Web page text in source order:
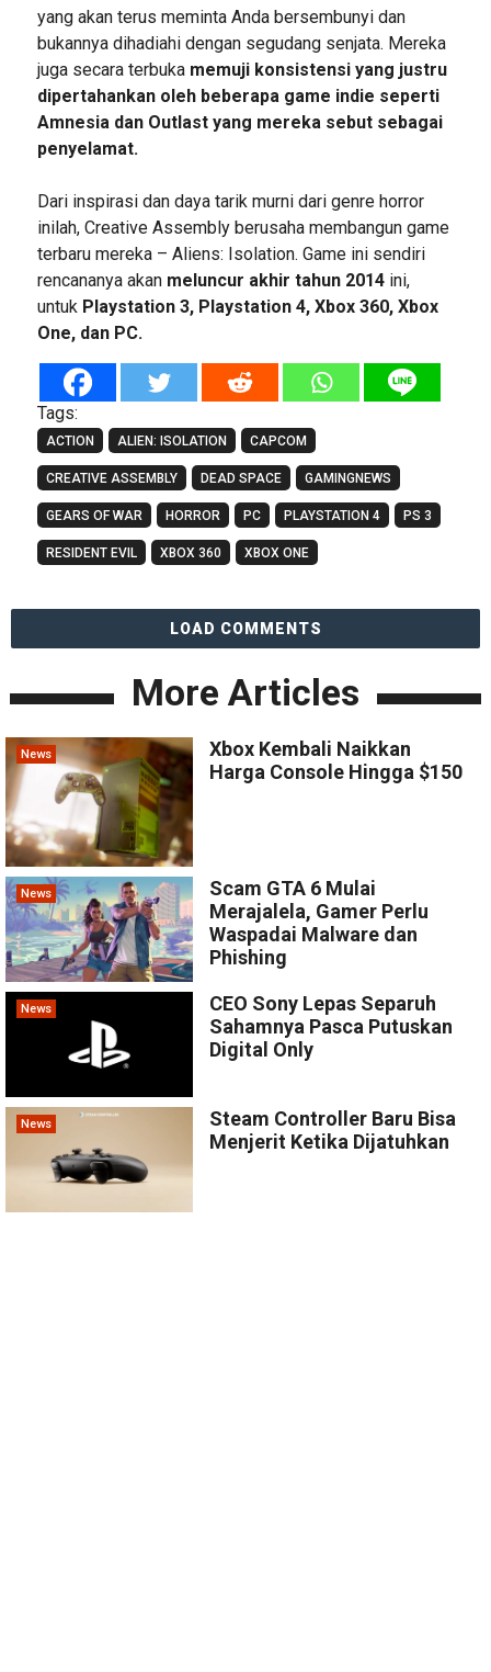
yang akan terus meminta Anda bersembunyi dan
bukannya dihadiahi dengan segudang senjata. Mereka
juga secara terbuka memuji konsistensi yang justru
dipertahankan oleh beberapa game indie seperti
Amnesia dan Outlast yang mereka sebut sebagai
penyelamat.
Dari inspirasi dan daya tarik murni dari genre horror
inilah, Creative Assembly berusaha membangun game
terbaru mereka – Aliens: Isolation. Game ini sendiri
rencananya akan meluncur akhir tahun 2014ini,
untuk Playstation 3, Playstation 4, Xbox 360, Xbox
One, dan PC.
Tags:
ACTION ALIEN: ISOLATION CAPCOM
CREATIVE ASSEMBLY DEAD SPACE GAMINGNEWS
GEARS OF WAR HORROR PC PLAYSTATION 4 PS 3
RESIDENT EVIL XBOX 360 XBOX ONE
LOAD COMMENTS
More Articles
News
Xbox Kembali Naikkan
Harga Console Hingga $150
News
Scam GTA 6 Mulai
Merajalela, Gamer Perlu
Waspadai Malware dan
Phishing
News
CEO Sony Lepas Separuh
Sahamnya Pasca Putuskan
Digital Only
News
Steam Controller Baru Bisa
Menjerit Ketika Dijatuhkan